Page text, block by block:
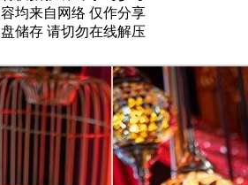
均来自网络 仅作分享
储存 请切勿在线解压